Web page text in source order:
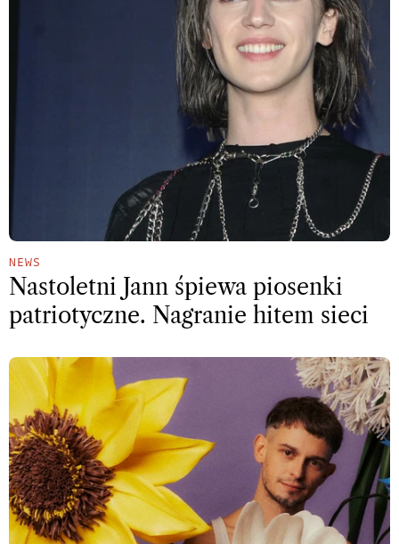
NEWS
Nastoletni Jann śpiewa piosenki
patriotyczne. Nagranie hitem sieci